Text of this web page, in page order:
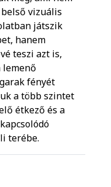
belső vizuális
játszik
hanem
teszi azt is,
lemenő
fényét
a több szintet
étkező és a
terébe.